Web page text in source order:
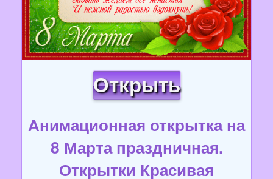
Открыть
Анимационная открытка на
8 Марта праздничная.
Открытки Красивая